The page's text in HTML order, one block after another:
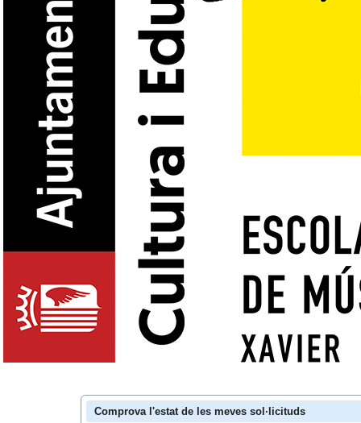
Comprova l'estat de les meves sol·licituds